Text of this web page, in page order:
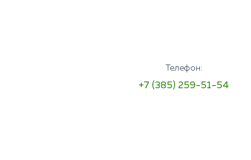
Телефон:
+7 (385) 259-51-54